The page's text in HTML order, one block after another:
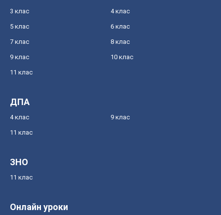
3 клас 4 клас
5 клас 6 клас
7 клас 8 клас
9 клас 10 клас
11 клас
ДПА
4 клас 9 клас
11 клас
ЗНО
11 клас
Онлайн уроки